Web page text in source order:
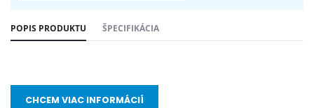
POPIS PRODUKTU ŠPECIFIKÁCIA
CHCEM VIAC INFORMÁCIÍ